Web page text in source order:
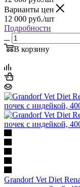
Варианты цен
12 000 руб./шт
Подробности
В корзину
Grandorf Vet Diet